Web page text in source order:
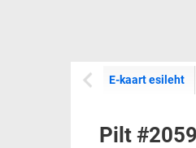
E-kaart esileht
Pilt